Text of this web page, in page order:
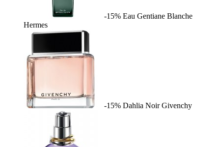
-15% Eau Gentiane Blanche
Hermes
-15% Dahlia Noir Givenchy